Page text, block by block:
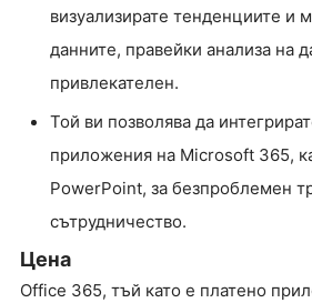
визуализирате тенденциите и
данните, правейки анализа на
привлекателен.
Той ви позволява да
приложения на Microsoft 365,
PowerPoint, за безпроблемен
сътрудничество.
Цена
Office 365, тъй като е платено